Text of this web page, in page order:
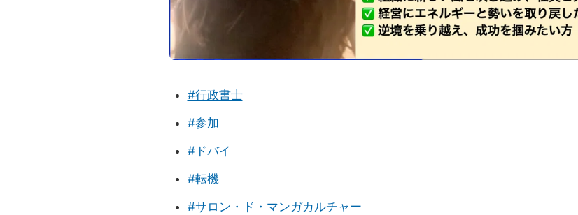
#行政書士
#参加
#ドバイ
#転機
#サロン・ド・マンガカルチャー